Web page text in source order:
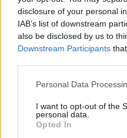
disclosure of your personal
IAB’s list of downstream
also be disclosed by us to
Downstream Participants
Please note that this
not limited to your visit or
grant or deny consent to
use your data for below
Personal Data
I want to opt-out of the
personal data.
Opted In
Az Oscar-díjas Steven
Pulitzer- illetve Tony-
készült West Side Story